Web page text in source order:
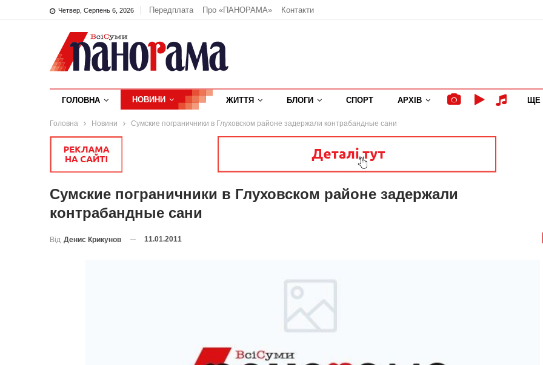
Четвер, Серпень 6, 2026 Передплата Про «ПАНОРАМА» Контакти
ГОЛОВНА НОВИНИ ЖИТТЯ БЛОГИ СПОРТ АРХІВ ЩЕ
Головна Новини Сумские пограничники в Глуховском районе задержали контрабандные сани
Сумские пограничники в Глуховском районе задержали
контрабандные сани
Від Денис Крикунов 11.01.2011